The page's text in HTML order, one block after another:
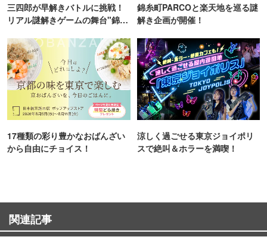
三四郎が早解きバトルに挑戦！
リアル謎解きゲームの舞台"錦糸
錦糸町PARCOと楽天地を巡る謎
解き企画が開催！
17種類の彩り豊かなおばんざい
から自由にチョイス！
涼しく過ごせる東京ジョイポリ
スで絶叫＆ホラーを満喫！
関連記事